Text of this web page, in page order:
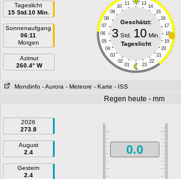
Tageslicht
15 Std.10 Min.
Sonnenaufgang
06:11
Morgen
Azimut
260.4° W
11 13
10
14
09
15
08
16
07
17
06
18
05
19
04
20
03
21
02
22
01 23
Geschätzt:
3Std. 10Min.
Tageslicht
Mondinfo - Aurora - Meteore - Karte - ISS
Regen heute - mm
2026
273.8
August
2.4
Gestern
2.4
0.0